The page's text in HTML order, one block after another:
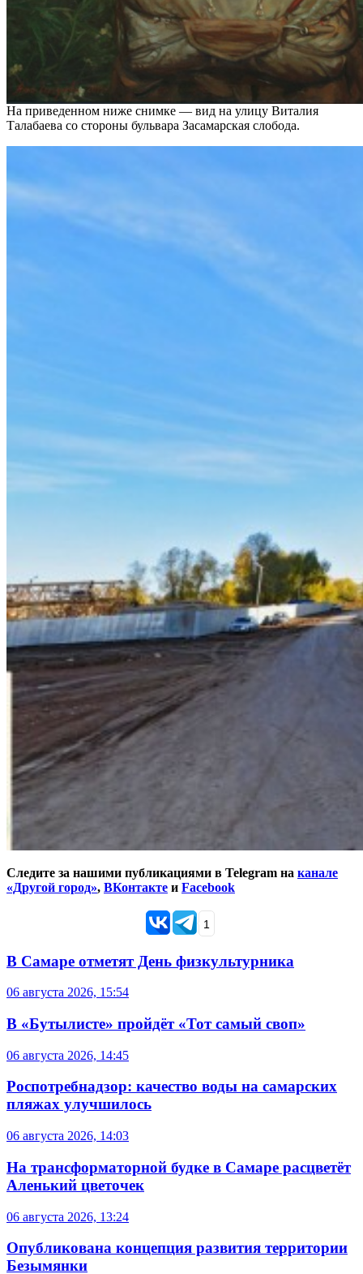
На приведенном ниже снимке — вид на улицу Виталия
Талабаева со стороны бульвара Засамарская слобода.
Следите за нашими публикациями в Telegram на канале
«Другой город», ВКонтакте и Facebook
1
В Самаре отметят День физкультурника
06 августа 2026, 15:54
В «Бутылисте» пройдёт «Тот самый своп»
06 августа 2026, 14:45
Роспотребнадзор: качество воды на самарских
пляжах улучшилось
06 августа 2026, 14:03
На трансформаторной будке в Самаре расцветёт
Аленький цветочек
06 августа 2026, 13:24
Опубликована концепция развития территории
Безымянки